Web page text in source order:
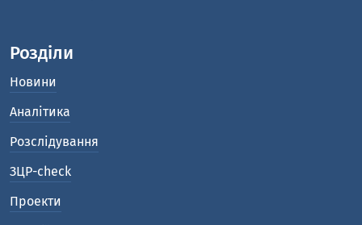
Розділи
Новини
Аналітика
Розслідування
ЗЦР-check
Проекти